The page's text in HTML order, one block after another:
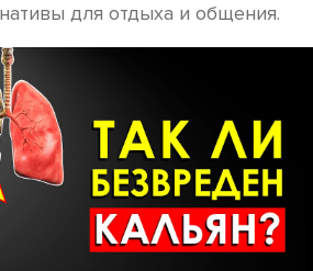
для отдыха и общения.